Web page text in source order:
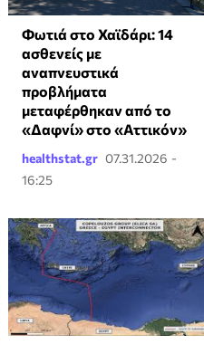
Φωτιά στο Χαϊδάρι: 14
ασθενείς με
αναπνευστικά
προβλήματα
μεταφέρθηκαν από το
«Δαφνί» στο «Αττικόν»
healthstat.gr 07.31.2026 -
16:25